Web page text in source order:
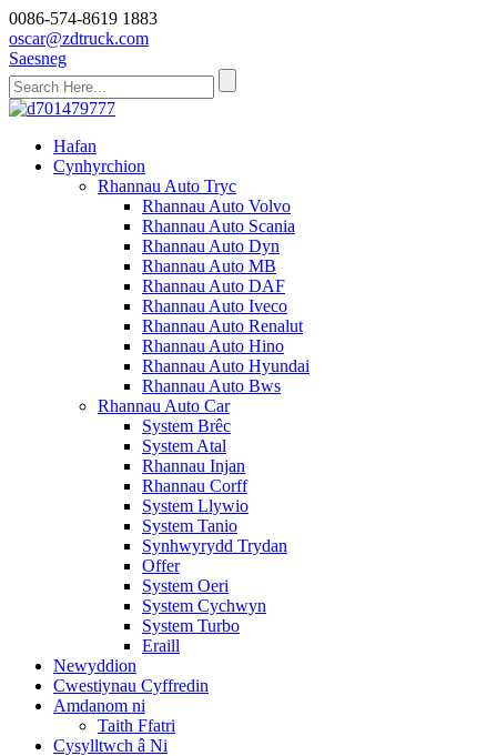
0086-574-8619 1883
oscar@zdtruck.com
Saesneg
Hafan
Cynhyrchion
Rhannau Auto Tryc
Rhannau Auto Volvo
Rhannau Auto Scania
Rhannau Auto Dyn
Rhannau Auto MB
Rhannau Auto DAF
Rhannau Auto Iveco
Rhannau Auto Renalut
Rhannau Auto Hino
Rhannau Auto Hyundai
Rhannau Auto Bws
Rhannau Auto Car
System Brêc
System Atal
Rhannau Injan
Rhannau Corff
System Llywio
System Tanio
Synhwyrydd Trydan
Offer
System Oeri
System Cychwyn
System Turbo
Eraill
Newyddion
Cwestiynau Cyffredin
Amdanom ni
Taith Ffatri
Cysylltwch â Ni